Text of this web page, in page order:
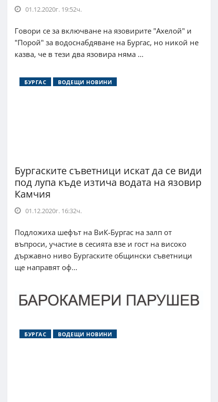
01.12.2020г. 19:52ч.
Говори се за включване на язовирите "Ахелой" и
"Порой" за водоснабдяване на Бургас, но никой не
казва, че в тези два язовира няма ...
БУРГАС ВОДЕЩИ НОВИНИ
Бургаските съветници искат да се види
под лупа къде изтича водата на язовир
Камчия
01.12.2020г. 16:32ч.
Подложиха шефът на ВиК-Бургас на залп от
въпроси, участие в сесията взе и гост на високо
държавно ниво Бургаските общински съветници
ще направят оф...
БУРГАС ВОДЕЩИ НОВИНИ